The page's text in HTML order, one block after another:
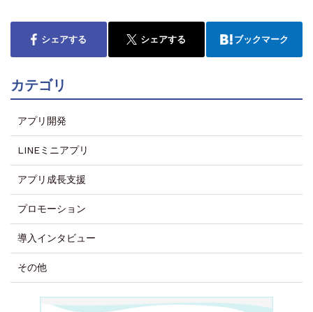
シェアする シェアする ブックマーク
カテゴリ
アプリ開発
LINEミニアプリ
アプリ成長支援
プロモーション
導入インタビュー
その他